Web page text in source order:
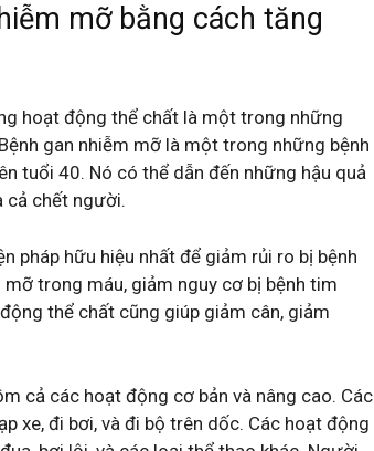
mỡ bằng cách tăng
hoạt động thể chất là một trong những
gan nhiễm mỡ là một trong những bệnh
tuổi 40. Nó có thể dẫn đến những hậu quả
cả chết người.
pháp hữu hiệu nhất để giảm rủi ro bị bệnh
trong máu, giảm nguy cơ bị bệnh tim
thể chất cũng giúp giảm cân, giảm
cả các hoạt động cơ bản và nâng cao. Các
xe, đi bơi, và đi bộ trên dốc. Các hoạt động